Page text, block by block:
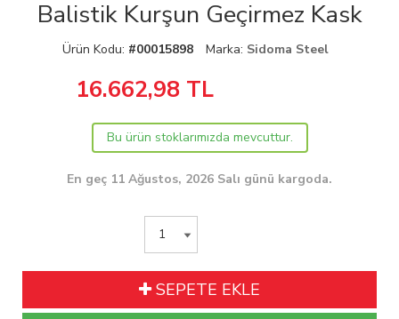
Balistik Kurşun Geçirmez Kask
Ürün Kodu: #00015898 Marka: Sidoma Steel
16.662,98TL
Bu ürün stoklarımızda mevcuttur.
En geç 11 Ağustos, 2026 Salı günü kargoda.
SEPETE EKLE